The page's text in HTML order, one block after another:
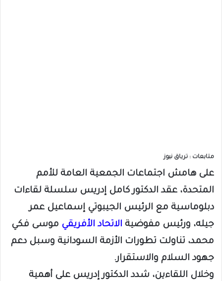
متابعات : ترياق نيوز
على هامش اجتماعات الجمعية العامة للأمم
المتحدة، عقد الدكتور كامل إدريس سلسلة لقاءات
دبلوماسية مع الرئيس الجيبوتي إسماعيل عمر
جيله، ورئيس مفوضية الاتحاد الأفريقي موسى فكي
محمد، تناولت تطورات الأزمة السودانية وسبل دعم
جهود السلام والاستقرار.
وخلال اللقاءين، شدد الدكتور إدريس على أهمية